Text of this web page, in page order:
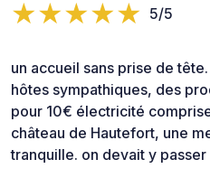
5/5
un accueil sans prise de
hôtes sympathiques, des
pour 10€ électricité
château de Hautefort, une
tranquille. on devait y